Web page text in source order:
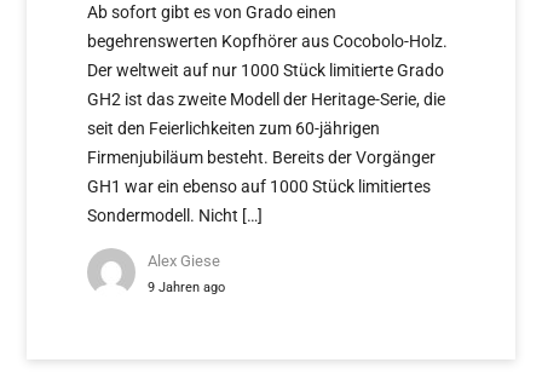
Ab sofort gibt es von Grado einen
begehrenswerten Kopfhörer aus Cocobolo-Holz.
Der weltweit auf nur 1000 Stück limitierte Grado
GH2 ist das zweite Modell der Heritage-Serie, die
seit den Feierlichkeiten zum 60-jährigen
Firmenjubiläum besteht. Bereits der Vorgänger
GH1 war ein ebenso auf 1000 Stück limitiertes
Sondermodell. Nicht […]
Alex Giese
9 Jahren ago